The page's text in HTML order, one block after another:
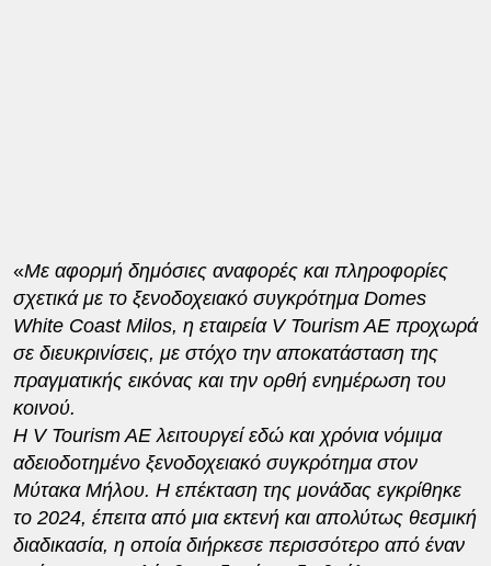
«Με αφορμή δημόσιες αναφορές και πληροφορίες
σχετικά με το ξενοδοχειακό συγκρότημα Domes
White Coast Milos, η εταιρεία V Tourism AE προχωρά
σε διευκρινίσεις, με στόχο την αποκατάσταση της
πραγματικής εικόνας και την ορθή ενημέρωση του
κοινού.
Η V Tourism AE λειτουργεί εδώ και χρόνια νόμιμα
αδειοδοτημένο ξενοδοχειακό συγκρότημα στον
Μύτακα Μήλου. Η επέκταση της μονάδας εγκρίθηκε
το 2024, έπειτα από μια εκτενή και απολύτως θεσμική
διαδικασία, η οποία διήρκεσε περισσότερο από έναν